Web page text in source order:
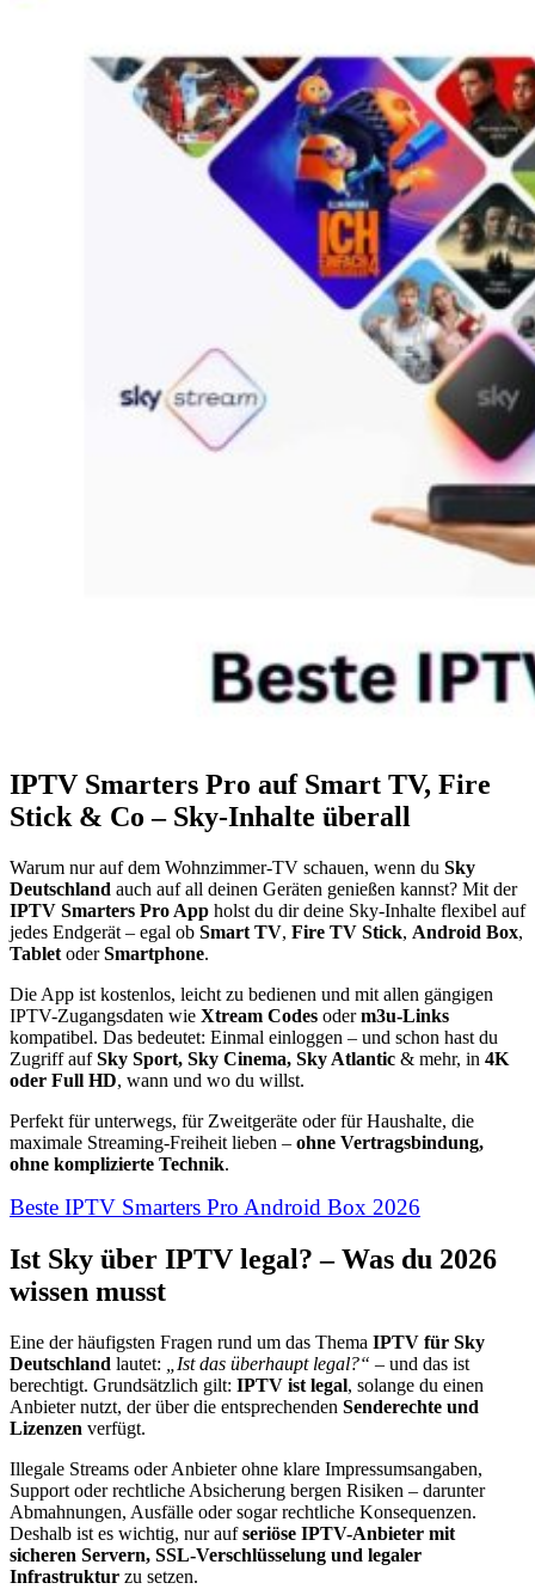
IPTV Smarters Pro auf Smart TV, Fire
Stick & Co – Sky-Inhalte überall
Warum nur auf dem Wohnzimmer-TV schauen, wenn du Sky
Deutschland auch auf all deinen Geräten genießen kannst? Mit der
IPTV Smarters Pro App holst du dir deine Sky-Inhalte flexibel auf
jedes Endgerät – egal ob Smart TV, Fire TV Stick, Android Box,
Tablet oderSmartphone.
Die App ist kostenlos, leicht zu bedienen und mit allen gängigen
IPTV-Zugangsdaten wie Xtream Codes oderm3u-Links
kompatibel. Das bedeutet: Einmal einloggen – und schon hast du
Zugriff aufSky Sport, Sky Cinema, Sky Atlantic & mehr, in 4K
oder Full HD, wann und wo du willst.
Perfekt für unterwegs, für Zweitgeräte oder für Haushalte, die
maximale Streaming-Freiheit lieben – ohne Vertragsbindung,
ohne komplizierte Technik.
Beste IPTV Smarters Pro Android Box 2026
Ist Sky über IPTV legal? – Was du 2026
wissen musst
Eine der häufigsten Fragen rund um das Thema IPTV für Sky
Deutschland lautet: „Ist das überhaupt legal?“ – und das ist
berechtigt. Grundsätzlich gilt: IPTV ist legal, solange du einen
Anbieter nutzt, der über die entsprechenden Senderechte und
Lizenzen verfügt.
Illegale Streams oder Anbieter ohne klare Impressumsangaben,
Support oder rechtliche Absicherung bergen Risiken – darunter
Abmahnungen, Ausfälle oder sogar rechtliche Konsequenzen.
Deshalb ist es wichtig, nur aufseriöse IPTV-Anbieter mit
sicheren Servern, SSL-Verschlüsselung und legaler
Infrastruktur zu setzen.